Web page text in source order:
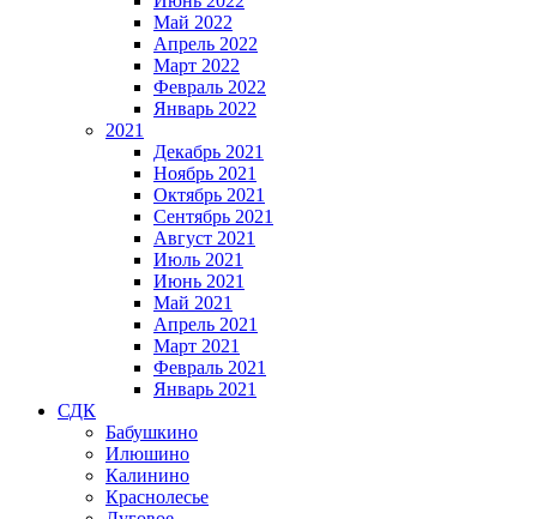
Май 2022
Апрель 2022
Март 2022
Февраль 2022
Январь 2022
2021
Декабрь 2021
Ноябрь 2021
Октябрь 2021
Сентябрь 2021
Август 2021
Июль 2021
Июнь 2021
Май 2021
Апрель 2021
Март 2021
Февраль 2021
Январь 2021
СДК
Бабушкино
Илюшино
Калинино
Краснолесье